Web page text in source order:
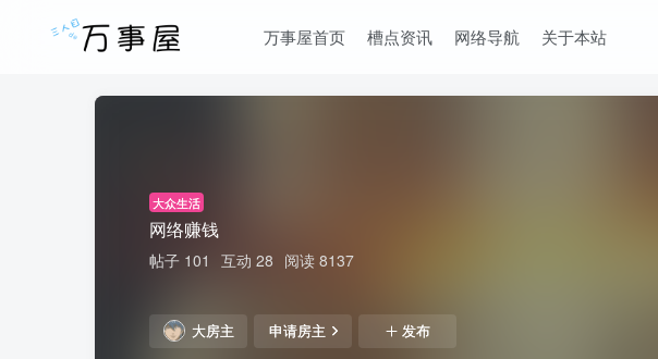
万事屋首页 槽点资讯 网络导航 关于本站
大众生活
网络赚钱
帖子 101 互动 28 阅读 8137
大房主 申请房主 发布